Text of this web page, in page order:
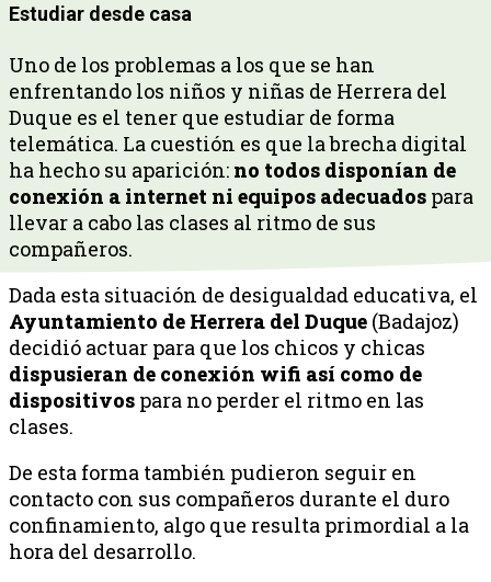
Estudiar desde casa
Uno de los problemas a los que se han
enfrentando los niños y niñas de Herrera del
Duque es el tener que estudiar de forma
telemática. La cuestión es que la brecha digital
ha hecho su aparición: no todos disponían de
conexión a internet ni equipos adecuados para
llevar a cabo las clases al ritmo de sus
compañeros.
Dada esta situación de desigualdad educativa, el
Ayuntamiento de Herrera del Duque (Badajoz)
decidió actuar para que los chicos y chicas
dispusieran de conexión wifi así como de
dispositivos para no perder el ritmo en las
clases.
De esta forma también pudieron seguir en
contacto con sus compañeros durante el duro
confinamiento, algo que resulta primordial a la
hora del desarrollo.